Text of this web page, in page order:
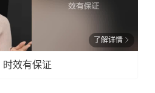
了解详情
时效有保证